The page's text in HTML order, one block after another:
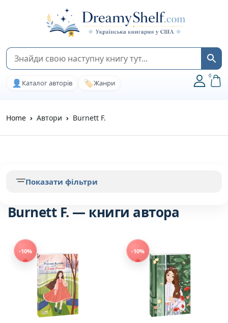
👤 Каталог авторів 🏷️Жанри
0
Home Автори Burnett F.
Burnett F. — книги автора
-10% -10%
Показати фільтри